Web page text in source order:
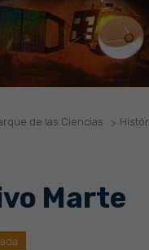
de las Ciencias
Marte